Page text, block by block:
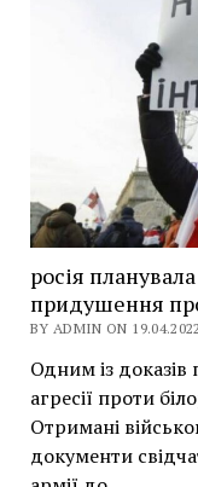
росія
придушення
BY ADMIN ON 19.04.2022
Одним із доказів
агресії проти
Отримані
документи